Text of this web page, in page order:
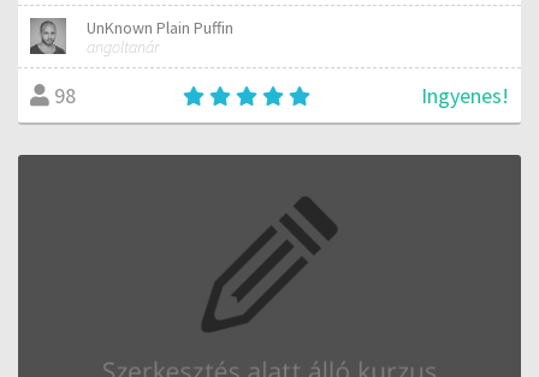
UnKnown Plain Puffin
angoltanár
98 Ingyenes!